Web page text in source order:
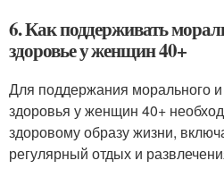
6. Как поддерживать
здоровье у женщин 40+
Для поддержания морального
здоровья у женщин 40+
здоровому образу жизни,
регулярный отдых и